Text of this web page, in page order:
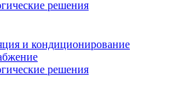
решения
и кондиционирование
решения